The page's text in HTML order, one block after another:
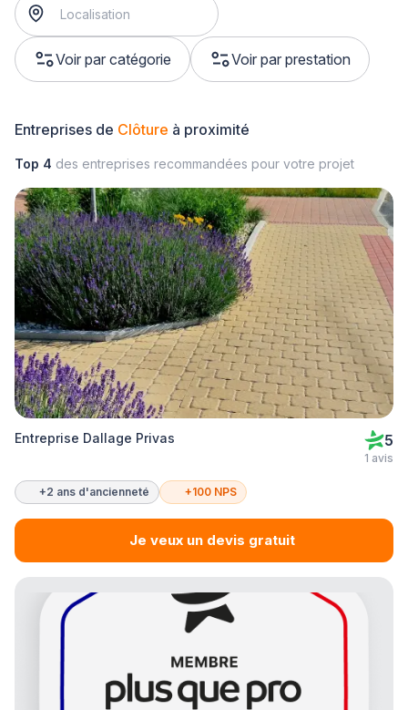
Voir par catégorie Voir par prestation
Entreprises de Clôture à proximité
Top 4 des entreprises recommandées pour votre projet
Entreprise Dallage Privas 5
1 avis
+2 ans d'ancienneté +100 NPS
Je veux un devis gratuit